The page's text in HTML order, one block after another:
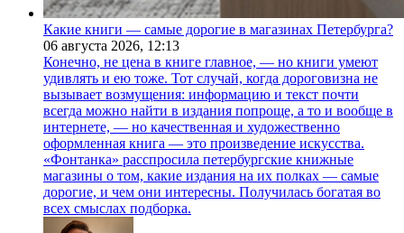
Какие книги — самые дорогие в магазинах Петербурга?
06 августа 2026, 12:13
Конечно, не цена в книге главное, — но книги умеют
удивлять и ею тоже. Тот случай, когда дороговизна не
вызывает возмущения: информацию и текст почти
всегда можно найти в издания попроще, а то и вообще в
интернете, — но качественная и художественно
оформленная книга — это произведение искусства.
«Фонтанка» расспросила петербургские книжные
магазины о том, какие издания на их полках — самые
дорогие, и чем они интересны. Получилась богатая во
всех смыслах подборка.